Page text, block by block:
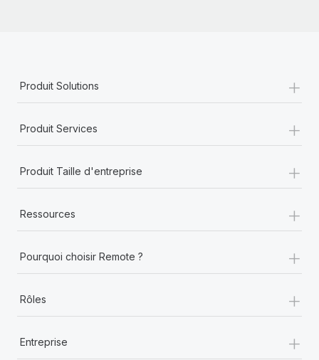
Produit Solutions +
Produit Services +
Produit Taille d'entreprise +
Ressources +
Pourquoi choisir Remote ? +
Rôles +
Entreprise +